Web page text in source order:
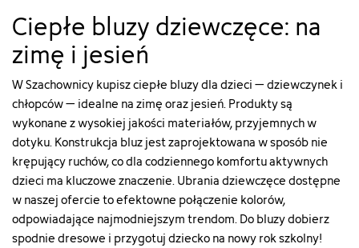
Ciepłe bluzy dziewczęce: na
zimę i jesień
W Szachownicy kupisz ciepłe bluzy dla dzieci – dziewczynek i
chłopców – idealne na zimę oraz jesień. Produkty są
wykonane z wysokiej jakości materiałów, przyjemnych w
dotyku. Konstrukcja bluz jest zaprojektowana w sposób nie
krępujący ruchów, co dla codziennego komfortu aktywnych
dzieci ma kluczowe znaczenie.Ubrania dziewczęcedostępne
w naszej ofercie to efektowne połączenie kolorów,
odpowiadające najmodniejszym trendom. Do bluzy dobierz
spodnie dresowe i przygotuj dziecko na nowy rok szkolny!